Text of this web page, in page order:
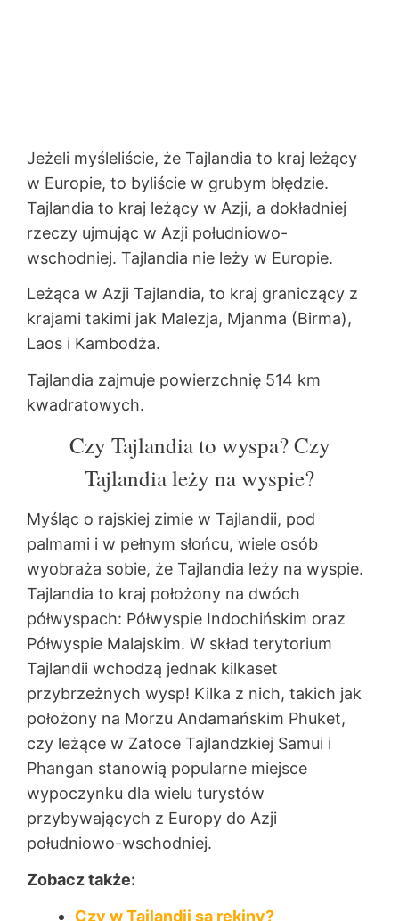
Jeżeli myśleliście, że Tajlandia to kraj leżący
w Europie, to byliście w grubym błędzie.
Tajlandia to kraj leżący w Azji, a dokładniej
rzeczy ujmując w Azji południowo-
wschodniej. Tajlandia nie leży w Europie.
Leżąca w Azji Tajlandia, to kraj graniczący z
krajami takimi jak Malezja, Mjanma (Birma),
Laos i Kambodża.
Tajlandia zajmuje powierzchnię 514 km
kwadratowych.
Czy Tajlandia to wyspa? Czy
Tajlandia leży na wyspie?
Myśląc o rajskiej zimie w Tajlandii, pod
palmami i w pełnym słońcu, wiele osób
wyobraża sobie, że Tajlandia leży na wyspie.
Tajlandia to kraj położony na dwóch
półwyspach: Półwyspie Indochińskim oraz
Półwyspie Malajskim. W skład terytorium
Tajlandii wchodzą jednak kilkaset
przybrzeżnych wysp! Kilka z nich, takich jak
położony na Morzu Andamańskim Phuket,
czy leżące w Zatoce Tajlandzkiej Samui i
Phangan stanowią popularne miejsce
wypoczynku dla wielu turystów
przybywających z Europy do Azji
południowo-wschodniej.
Zobacz także:
Czy w Tajlandii są rekiny?